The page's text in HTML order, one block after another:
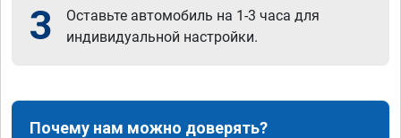
3
Оставьте автомобиль на 1-3 часа для
индивидуальной настройки.
Почему нам можно доверять?